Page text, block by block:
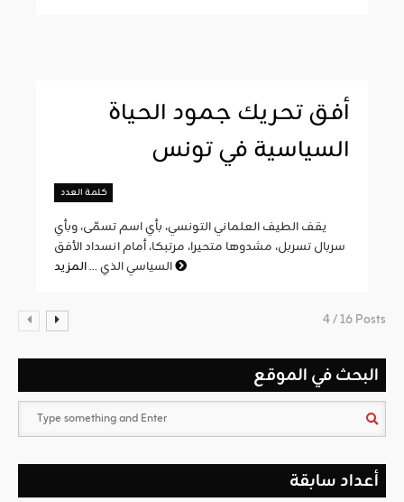
أفق تحريك جمود الحياة
السياسية في تونس
كلمة العدد
يقف الطيف العلماني التونسي، بأي اسم تسمّى، وبأي
سربال تسربل، مشدوها متحيرا، مرتبكا، أمام انسداد الأفق
السياسي الذي ...
4 / 16 Posts
البحث في الموقع
أعداد سابقة